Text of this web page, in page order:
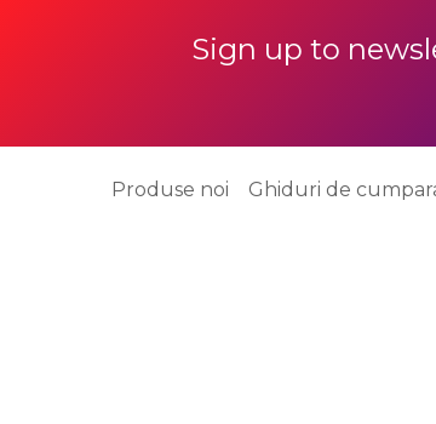
Sign up to
Produse noi Ghiduri de